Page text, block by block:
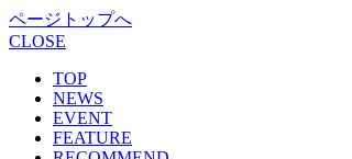
ページトップへ
CLOSE
TOP
NEWS
EVENT
FEATURE